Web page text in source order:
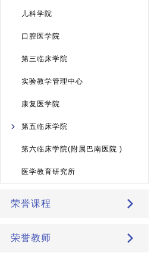
儿科学院
口腔医学院
第三临床学院
实验教学管理中心
康复医学院
第五临床学院
第六临床学院(附属巴南医院 )
医学教育研究所
荣誉课程
荣誉教师